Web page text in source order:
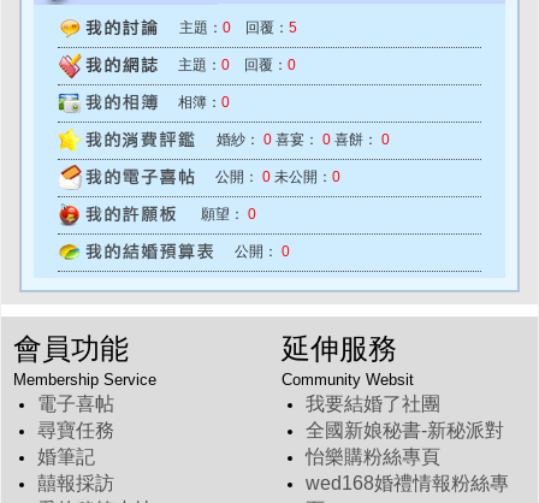
主題： 0 回覆： 5
主題： 0 回覆： 0
相簿： 0
婚紗： 0 喜宴： 0 喜餅： 0
公開： 0 未公開： 0
願望： 0
公開： 0
會員功能
Membership Service
電子喜帖
尋寶任務
婚筆記
囍報採訪
延伸服務
Community Websit
我要結婚了社團
全國新娘秘書-新秘派對
怡樂購粉絲專頁
wed168婚禮情報粉絲專